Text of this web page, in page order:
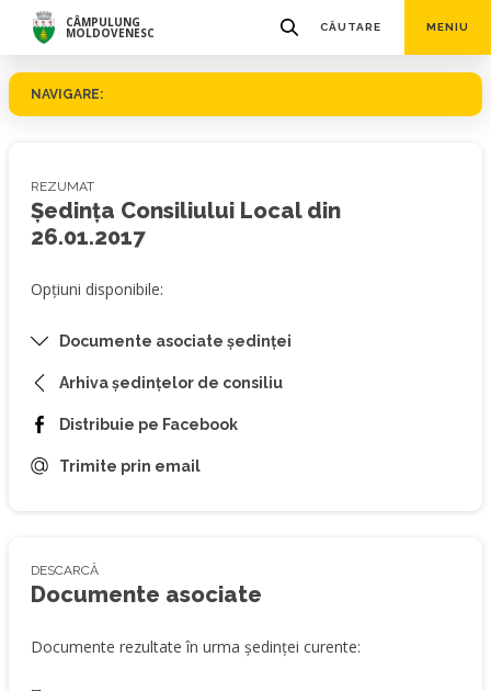
CÂMPULUNG
MOLDOVENESC CĂUTARE MENIU
NAVIGARE:
DESCARCĂ
Documente asociate
Documente rezultate în urma ședinței curente:
REZUMAT
Ședința Consiliului Local din
26.01.2017
Opțiuni disponibile:
Documente asociate ședinței
Arhiva ședințelor de consiliu
Distribuie pe Facebook
Trimite prin email